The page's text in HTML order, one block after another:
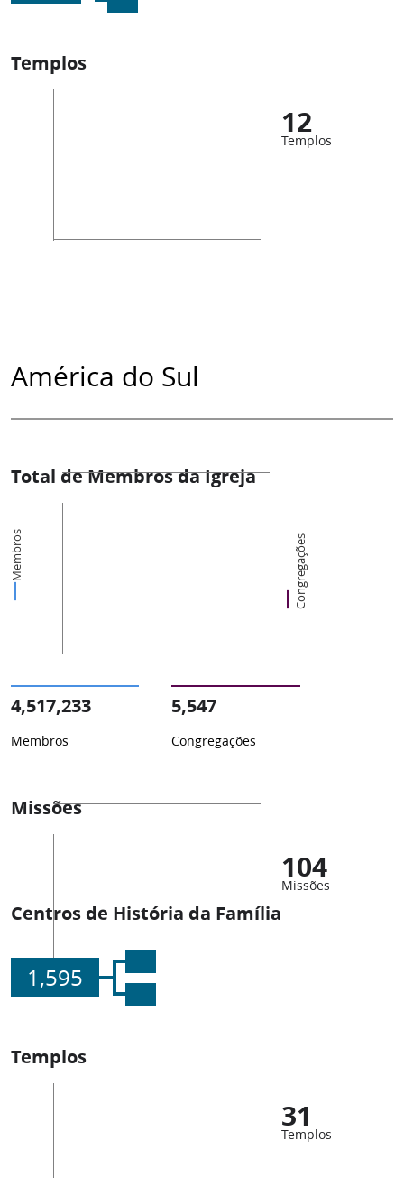
Templos
12
Templos
América do Sul
Total de Membros da Igreja
Membros Congregações
4,517,233
Membros
5,547
Congregações
Missões
104
Missões
Centros de História da Família
1,595
Templos
31
Templos